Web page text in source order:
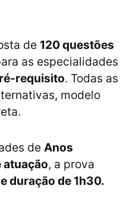
de 120 questões
as especialidades
requisito. Todas as
modelo
de Anos
atuação, a prova
duração de 1h30.